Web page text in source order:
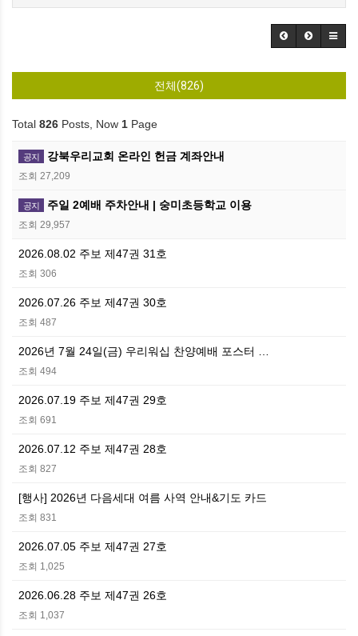
전체(826)
Total 826 Posts, Now 1 Page
공지 강북우리교회 온라인 헌금 계좌안내
조회 27,209
공지 주일 2예배 주차안내 | 숭미초등학교 이용
조회 29,957
2026.08.02 주보 제47권 31호
조회 306
2026.07.26 주보 제47권 30호
조회 487
2026년 7월 24일(금) 우리워십 찬양예배 포스터 …
조회 494
2026.07.19 주보 제47권 29호
조회 691
2026.07.12 주보 제47권 28호
조회 827
[행사] 2026년 다음세대 여름 사역 안내&기도 카드
조회 831
2026.07.05 주보 제47권 27호
조회 1,025
2026.06.28 주보 제47권 26호
조회 1,037